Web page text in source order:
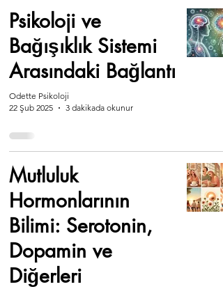
Psikoloji ve
Bağışıklık Sistemi
Arasındaki Bağlantı
Odette Psikoloji
22 Şub 2025
3 dakikada okunur
Mutluluk
Hormonlarının
Bilimi: Serotonin,
Dopamin ve
Diğerleri